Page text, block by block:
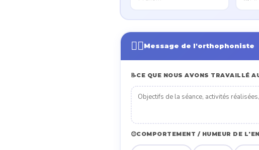
👩‍⚕️Message de l'orthophoniste
📝CE QUE NOUS AVONS TRAVAILLÉ
😊COMPORTEMENT / HUMEUR DE